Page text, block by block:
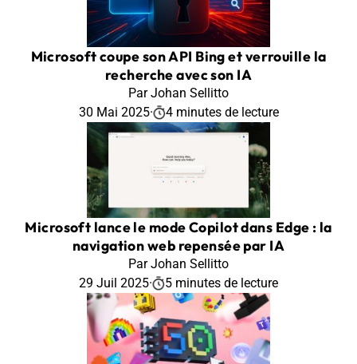
Microsoft coupe son API Bing et verrouille la
recherche avec son IA
Par Johan Sellitto
30 Mai 2025· 4 minutes de lecture
Microsoft lance le mode Copilot dans Edge : la
navigation web repensée par IA
Par Johan Sellitto
29 Juil 2025· 5 minutes de lecture